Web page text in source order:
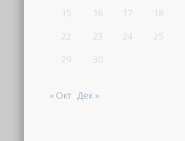
15
16 17 18
22
23 24 25
29
30
« Окт Дек »